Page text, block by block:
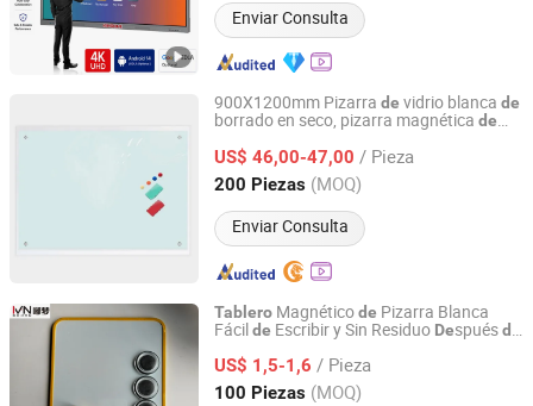
Enviar Consulta
900X1200mm Pizarra de vidrio blanca de
borrado en seco, pizarra magnética de
US$ 46,00-47,00 / Pieza
200 Piezas (MOQ)
Enviar Consulta
Zhangjiagang Senko Import and Export Co., Ltd.
Jiangsu, China Desde 2015
Tablero Magnéticode Pizarra Blanca
Fácilde Escribir y Sin Residuo Despuésde
US$ 1,5-1,6 / Pieza
100 Piezas (MOQ)
an Hui Fan Sen Technology Co., Ltd.
Anhui, China Desde 2025